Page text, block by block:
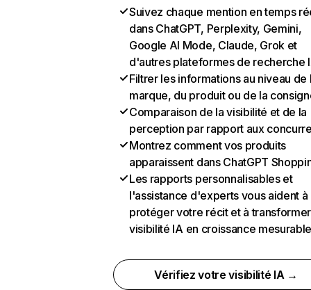
Suivez chaque mention en temps
dans ChatGPT, Perplexity, Gemini,
Google AI Mode, Claude, Grok et
d'autres plateformes de recherche
Filtrer les informations au niveau de
marque, du produit ou de la
Comparaison de la visibilité et de la
perception par rapport aux
Montrez comment vos produits
apparaissent dans ChatGPT
Les rapports personnalisables et
l'assistance d'experts vous aident à
protéger votre récit et à
visibilité IA en croissance
Vérifiez votre visibilité IA →